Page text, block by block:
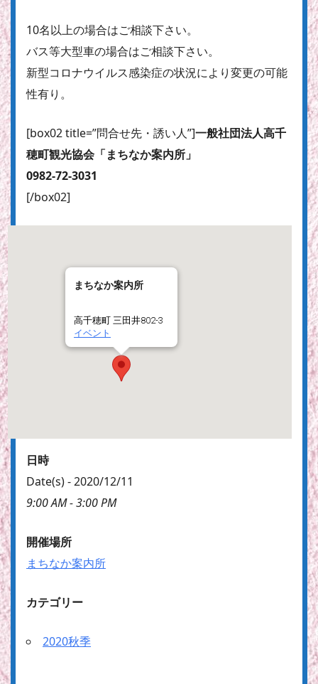
10名以上の場合はご相談下さい。
バス等大型車の場合はご相談下さい。
新型コロナウイルス感染症の状況により変更の可能
性有り。
[box02 title=”問合せ先・誘い人”]一般社団法人高千
穂町観光協会「まちなか案内所」
0982-72-3031
[/box02]
まちなか案内所
高千穂町 三田井802-3
イベント
日時
Date(s) - 2020/12/11
9:00 AM - 3:00 PM
開催場所
まちなか案内所
カテゴリー
2020秋季